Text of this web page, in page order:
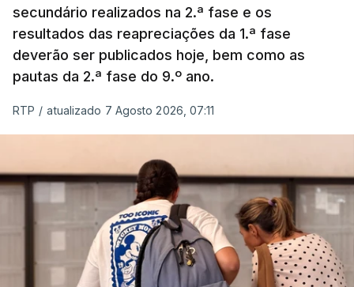
secundário realizados na 2.ª fase e os
resultados das reapreciações da 1.ª fase
deverão ser publicados hoje, bem como as
pautas da 2.ª fase do 9.º ano.
RTP / atualizado 7 Agosto 2026, 07:11